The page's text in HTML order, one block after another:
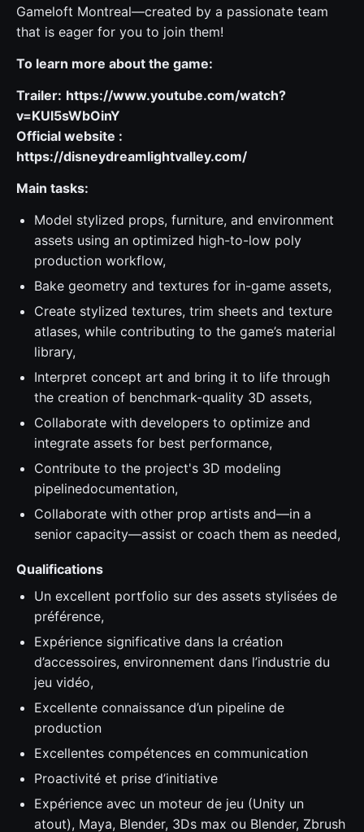
Gameloft Montreal—created by a passionate team
that is eager for you to join them!
To learn more about the game:
Trailer: https://www.youtube.com/watch?
v=KUl5sWbOinY
Official website :
https://disneydreamlightvalley.com/
Main tasks:
Model stylized props, furniture, and environment
assets using an optimized high-to-low poly
production workflow,
Bake geometry and textures for in-game assets,
Create stylized textures, trim sheets and texture
atlases, while contributing to the game’s material
library,
Interpret concept art and bring it to life through
the creation of benchmark-quality 3D assets,
Collaborate with developers to optimize and
integrate assets for best performance,
Contribute to the project's 3D modeling
pipelinedocumentation,
Collaborate with other prop artists and—in a
senior capacity—assist or coach them as needed,
Qualifications
Un excellent portfolio sur des assets stylisées de
préférence,
Expérience significative dans la création
d’accessoires, environnement dans l’industrie du
jeu vidéo,
Excellente connaissance d’un pipeline de
production
Excellentes compétences en communication
Proactivité et prise d’initiative
Expérience avec un moteur de jeu (Unity un
atout), Maya, Blender, 3Ds max ou Blender, Zbrush